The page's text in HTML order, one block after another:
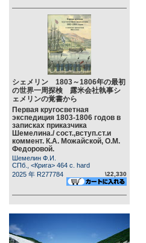
シェメリン 1803～1806年の最初
の世界一周探検 露米会社執事シ
ェメリンの覚書から
Первая кругосветная
экспедиция 1803-1806 годов в
записках приказчика
Шемелина./ сост.,вступ.ст.и
коммент. К.А. Можайской, О.М.
Федоровой.
Шемелин Ф.И.
СПб., <Крига> 464 c. hard
2025 年 R277784
\22,330